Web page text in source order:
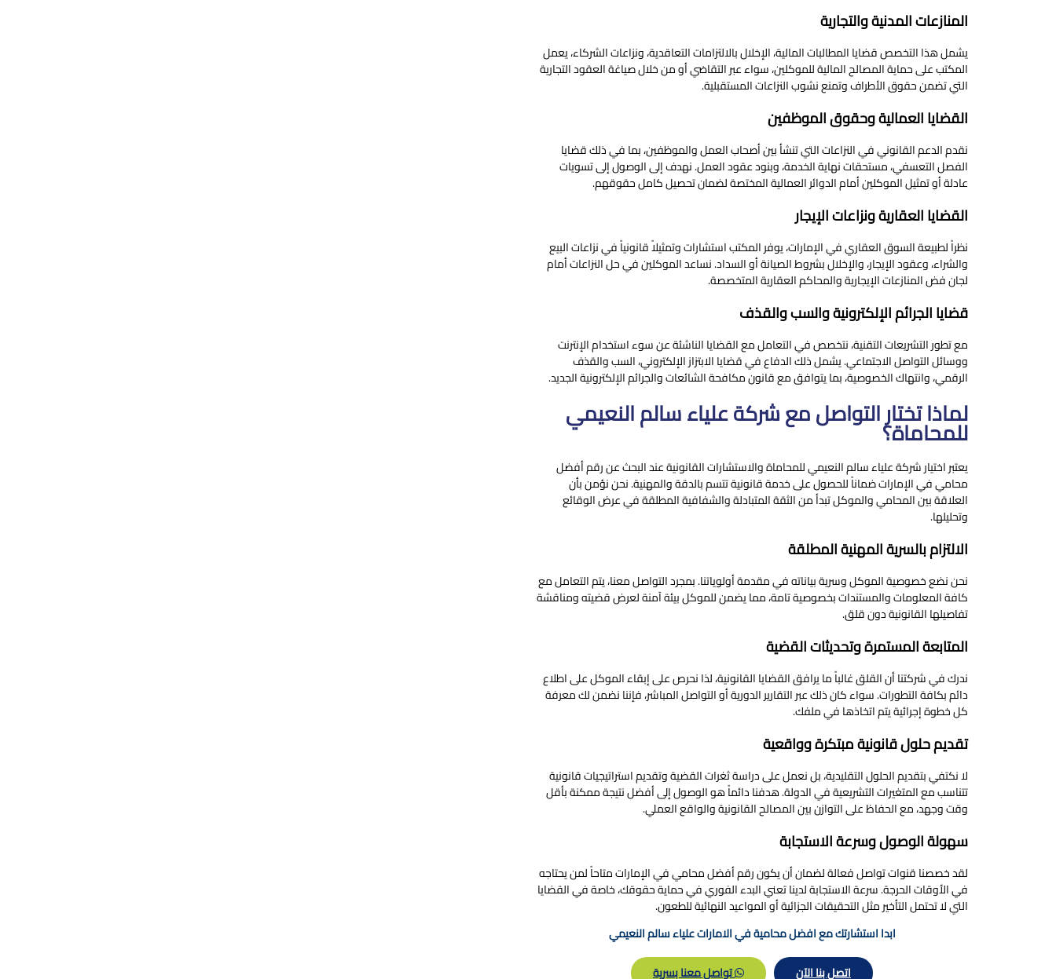
المنازعات المدنية والتجارية
يشمل هذا التخصص قضايا المطالبات المالية، الإخلال بالالتزامات التعاقدية، ونزاعات الشركاء، يعمل
المكتب على حماية المصالح المالية للموكلين، سواء عبر التقاضي أو من خلال صياغة العقود التجارية
التي تضمن حقوق الأطراف وتمنع نشوب النزاعات المستقبلية.
القضايا العمالية وحقوق الموظفين
نقدم الدعم القانوني في النزاعات التي تنشأ بين أصحاب العمل والموظفين، بما في ذلك قضايا
الفصل التعسفي، مستحقات نهاية الخدمة، وبنود عقود العمل. نهدف إلى الوصول إلى تسويات
عادلة أو تمثيل الموكلين أمام الدوائر العمالية المختصة لضمان تحصيل كامل حقوقهم.
القضايا العقارية ونزاعات الإيجار
نظراً لطبيعة السوق العقاري في الإمارات، يوفر المكتب استشارات وتمثيلاً قانونياً في نزاعات البيع
والشراء، وعقود الإيجار، والإخلال بشروط الصيانة أو السداد. نساعد الموكلين في حل النزاعات أمام
لجان فض المنازعات الإيجارية والمحاكم العقارية المتخصصة.
قضايا الجرائم الإلكترونية والسب والقذف
مع تطور التشريعات التقنية، نتخصص في التعامل مع القضايا الناشئة عن سوء استخدام الإنترنت
ووسائل التواصل الاجتماعي. يشمل ذلك الدفاع في قضايا الابتزاز الإلكتروني، السب والقذف
الرقمي، وانتهاك الخصوصية، بما يتوافق مع قانون مكافحة الشائعات والجرائم الإلكترونية الجديد.
لماذا تختار التواصل مع شركة علياء سالم النعيمي
للمحاماة؟
يعتبر اختيار شركة علياء سالم النعيمي للمحاماة والاستشارات القانونية عند البحث عن رقم أفضل
محامي في الإمارات ضماناً للحصول على خدمة قانونية تتسم بالدقة والمهنية. نحن نؤمن بأن
العلاقة بين المحامي والموكل تبدأ من الثقة المتبادلة والشفافية المطلقة في عرض الوقائع
وتحليلها.
الالتزام بالسرية المهنية المطلقة
نحن نضع خصوصية الموكل وسرية بياناته في مقدمة أولوياتنا. بمجرد التواصل معنا، يتم التعامل مع
كافة المعلومات والمستندات بخصوصية تامة، مما يضمن للموكل بيئة آمنة لعرض قضيته ومناقشة
تفاصيلها القانونية دون قلق.
المتابعة المستمرة وتحديثات القضية
ندرك في شركتنا أن القلق غالباً ما يرافق القضايا القانونية، لذا نحرص على إبقاء الموكل على اطلاع
دائم بكافة التطورات. سواء كان ذلك عبر التقارير الدورية أو التواصل المباشر، فإننا نضمن لك معرفة
كل خطوة إجرائية يتم اتخاذها في ملفك.
تقديم حلول قانونية مبتكرة وواقعية
لا نكتفي بتقديم الحلول التقليدية، بل نعمل على دراسة ثغرات القضية وتقديم استراتيجيات قانونية
تتناسب مع المتغيرات التشريعية في الدولة. هدفنا دائماً هو الوصول إلى أفضل نتيجة ممكنة بأقل
وقت وجهد، مع الحفاظ على التوازن بين المصالح القانونية والواقع العملي.
سهولة الوصول وسرعة الاستجابة
لقد خصصنا قنوات تواصل فعالة لضمان أن يكون رقم أفضل محامي في الإمارات متاحاً لمن يحتاجه
في الأوقات الحرجة. سرعة الاستجابة لدينا تعني البدء الفوري في حماية حقوقك، خاصة في القضايا
التي لا تحتمل التأخير مثل التحقيقات الجزائية أو المواعيد النهائية للطعون.
ابدا استشارتك مع افضل محامية في الامارات علياء سالم النعيمي
اتصل بنا الآن
تواصل معنا بسرية